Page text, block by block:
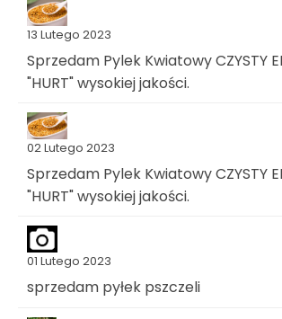
13 Lutego 2023
Sprzedam Pylek Kwiatowy CZYSTY
"HURT" wysokiej jakości.
02 Lutego 2023
Sprzedam Pylek Kwiatowy CZYSTY
"HURT" wysokiej jakości.
01 Lutego 2023
sprzedam pyłek pszczeli